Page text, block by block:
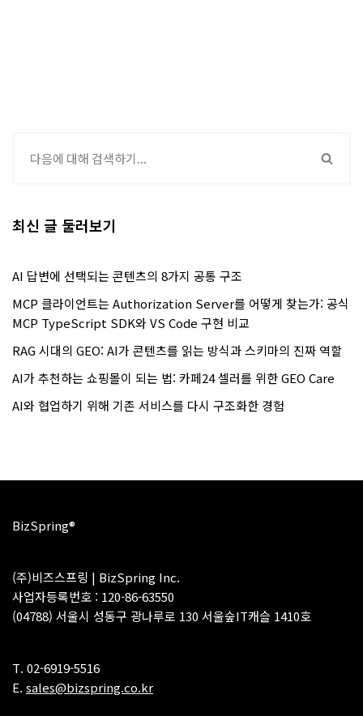
최신 글 둘러보기
AI 답변에 선택되는 콘텐츠의 8가지 공통 구조
MCP 클라이언트는 Authorization Server를 어떻게 찾는가: 공식
MCP TypeScript SDK와 VS Code 구현 비교
RAG 시대의 GEO: AI가 콘텐츠를 읽는 방식과 스키마의 진짜 역할
AI가 추천하는 쇼핑몰이 되는 법: 카페24 셀러를 위한 GEO Care
AI와 협업하기 위해 기존 서비스를 다시 구조화한 경험
BizSpring®
(주)비즈스프링 | BizSpring Inc.
사업자등록번호 : 120-86-63550
(04788) 서울시 성동구 광나루로 130 서울숲IT캐슬 1410호
T. 02-6919-5516
E. sales@bizspring.co.kr